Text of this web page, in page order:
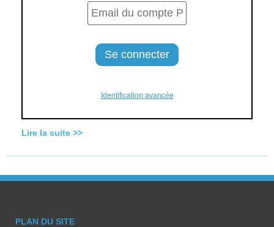
Identification avancée
Lire la suite >>
PLAN DU SITE